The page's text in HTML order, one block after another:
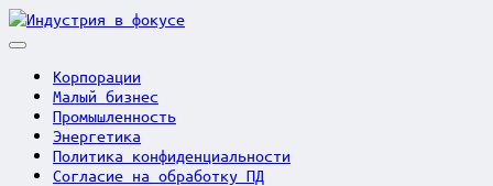
Skip
to
Индустрия
Корпорации
Малый бизнес
Промышленность
Энергетика
Политика конфиденциальности
Согласие на обработку ПД